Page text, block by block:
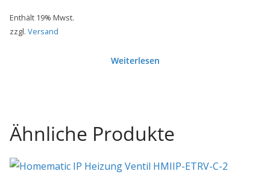
Enthält 19% Mwst.
zzgl. Versand
Weiterlesen
Ähnliche Produkte